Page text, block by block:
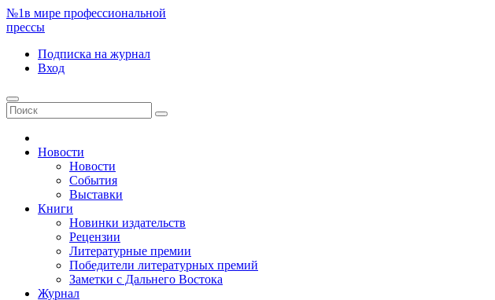
№1в мире профессиональной
прессы
Подписка на журнал
Вход
Новости
Новости
События
Выставки
Книги
Новинки издательств
Рецензии
Литературные премии
Победители литературных премий
Заметки с Дальнего Востока
Журнал